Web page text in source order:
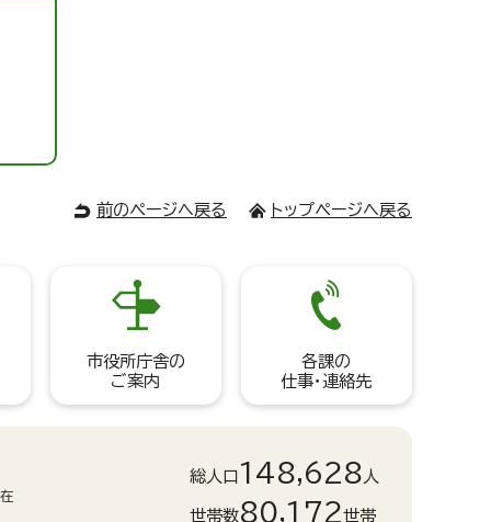
前のページへ戻る トップページへ戻る
市役所庁舎の
ご案内
各課の
仕事・連絡先
総人口 148,628 人
世帯数80,172世帯